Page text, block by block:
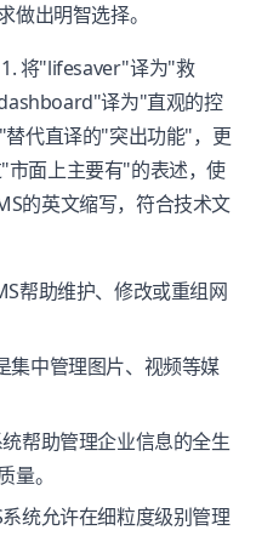
做出明智选择。
1. 将"lifesaver"译为"救
译为"直观的控
代直译的"突出功能"，更
市面上主要有"的表述，使
的英文缩写，符合技术文
帮助维护、修改或重组网
集中管理图片、视频等媒
帮助管理企业信息的全生
量。
系统允许在细粒度级别管理